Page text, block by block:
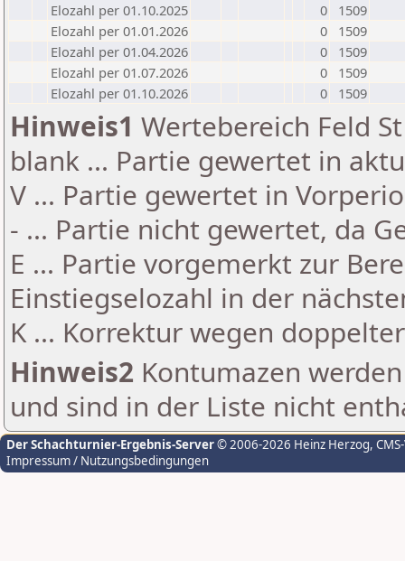
Elozahl per 01.10.2025
0
1509
Elozahl per 01.01.2026
0
1509
Elozahl per 01.04.2026
0
1509
Elozahl per 01.07.2026
0
1509
Elozahl per 01.10.2026
0 1509
Hinweis1 Wertebereich Feld
blank ... Partie gewertet in
V ... Partie gewertet in
- ... Partie nicht gewertet, da
E ... Partie vorgemerkt zur
Einstiegselozahl in der
K ... Korrektur wegen
Hinweis2 Kontumazen
und sind in der Liste nicht
Der Schachturnier-Ergebnis-Server© 2006-2026 Heinz Herzog,
Impressum / Nutzungsbedingungen